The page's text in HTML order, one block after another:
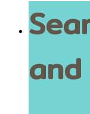
and